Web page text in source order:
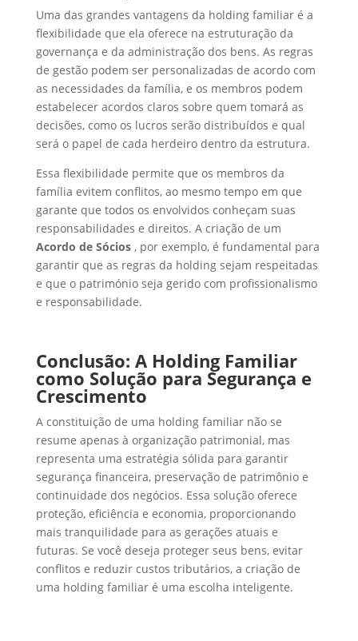
Uma das grandes vantagens da holding familiar é a
flexibilidade que ela oferece na estruturação da
governança e da administração dos bens. As regras
de gestão podem ser personalizadas de acordo com
as necessidades da família, e os membros podem
estabelecer acordos claros sobre quem tomará as
decisões, como os lucros serão distribuídos e qual
será o papel de cada herdeiro dentro da estrutura.
Essa flexibilidade permite que os membros da
família evitem conflitos, ao mesmo tempo em que
garante que todos os envolvidos conheçam suas
responsabilidades e direitos. A criação de um
Acordo de Sócios , por exemplo, é fundamental para
garantir que as regras da holding sejam respeitadas
e que o património seja gerido com profissionalismo
e responsabilidade.
Conclusão: A Holding Familiar
como Solução para Segurança e
Crescimento
A constituição de uma holding familiar não se
resume apenas à organização patrimonial, mas
representa uma estratégia sólida para garantir
segurança financeira, preservação de patrimônio e
continuidade dos negócios. Essa solução oferece
proteção, eficiência e economia, proporcionando
mais tranquilidade para as gerações atuais e
futuras. Se você deseja proteger seus bens, evitar
conflitos e reduzir custos tributários, a criação de
uma holding familiar é uma escolha inteligente.